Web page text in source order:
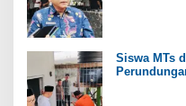
Siswa MTs